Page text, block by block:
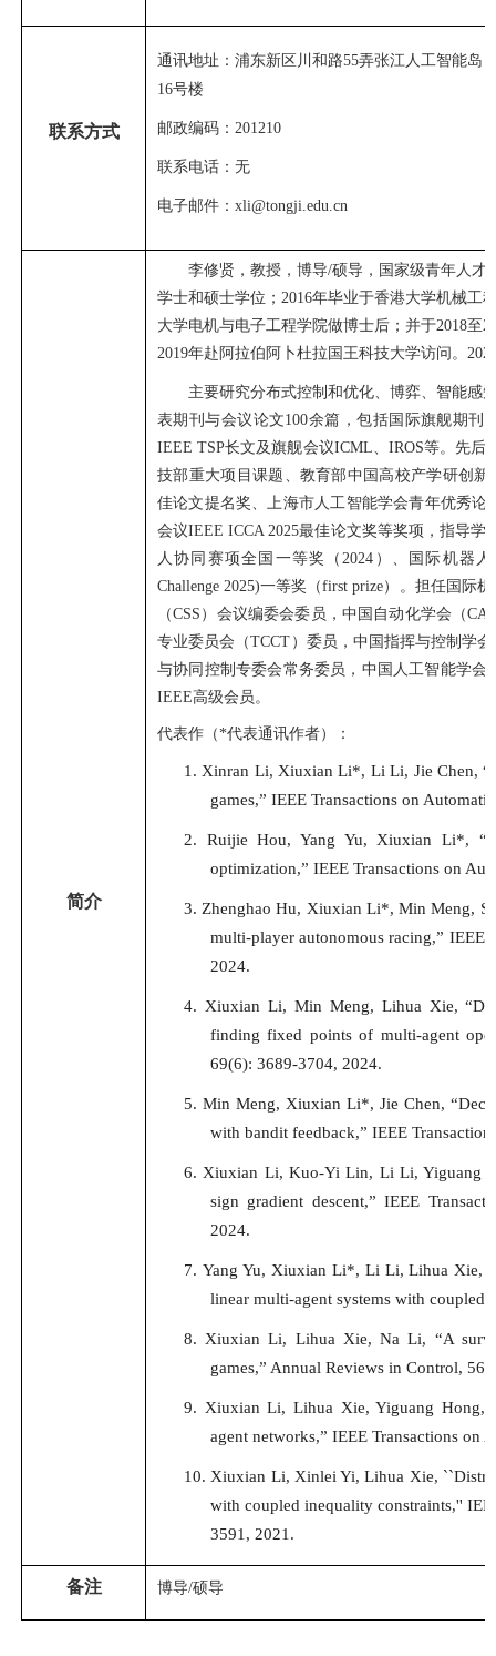
联系方式
通讯地址： 浦东新区川和路55弄张江人工智能岛
16号楼
邮政编码： 201210
联系电话： 无
电子邮件： xli@tongji.edu.cn
简介
李修贤，教授，博导/硕导，国家级青年人才
学士和硕士学位； 2016年毕业于香港大学机械工
大学电机与电子工程学院做博士后；并于2018至
2019年赴阿拉伯阿卜杜拉国王科技大学访问。2
主要研究分布式控制和优化、博弈、智能感
表期刊与会议论文100余篇，包括国际旗舰期刊
IEEE TSP长文及旗舰会议ICML、 IROS等。先后
技部重大项目课题、教育部中国高校产学研创
佳论文提名奖、上海市人工智能学会青年优秀论
会议IEEE ICCA 2025最佳论文奖等奖项，指导学
人协同赛项全国一等奖（2024 ）、国际机器
Challenge 2025)一等奖（first prize）。担任国际
（CSS ）会议编委会委员，中国自动化学会（
专业委员会（TCCT ）委员，中国指挥与控制学
与协同控制专委会常务委员，中国人工智能学会
IEEE高级会员。
代表作（*代表通讯作者）：
1.Xinran Li, Xiuxian Li*, Li Li, Jie Chen,
games,” IEEE Transactions on
2. Ruijie Hou, Yang Yu, Xiuxian Li*,
optimization,” IEEE Transactions on
3.Zhenghao Hu, Xiuxian Li*, Min Meng,
multi-player autonomous racing,” IEEE
2024.
4. Xiuxian Li, Min Meng, Lihua Xie,
finding fixed points of multi-agent
69(6): 3689-3704, 2024.
5. Min Meng, Xiuxian Li*, Jie Chen,
with bandit feedback,” IEEE
6.Xiuxian Li, Kuo-Yi Lin, Li Li, Yiguang
sign gradient descent,” IEEE
2024.
7. Yang Yu, Xiuxian Li*, Li Li, Lihua Xie,
linear multi-agent systems with coupled
8.Xiuxian Li, Lihua Xie, Na Li, “A
games,” Annual Reviews in Control, 56:
9. Xiuxian Li, Lihua Xie, Yiguang Hong,
agent networks,” IEEE Transactions on
10.Xiuxian Li, Xinlei Yi, Lihua Xie,
with coupled inequality constraints,''
3591, 2021.
备注 博导/硕导